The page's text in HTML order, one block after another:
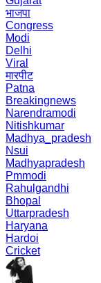
भाजपा
Congress
Modi
Delhi
Viral
मारपीट
Patna
Breakingnews
Narendramodi
Nitishkumar
Madhya_pradesh
Nsui
Madhyapradesh
Pmmodi
Rahulgandhi
Bhopal
Uttarpradesh
Haryana
Hardoi
Cricket